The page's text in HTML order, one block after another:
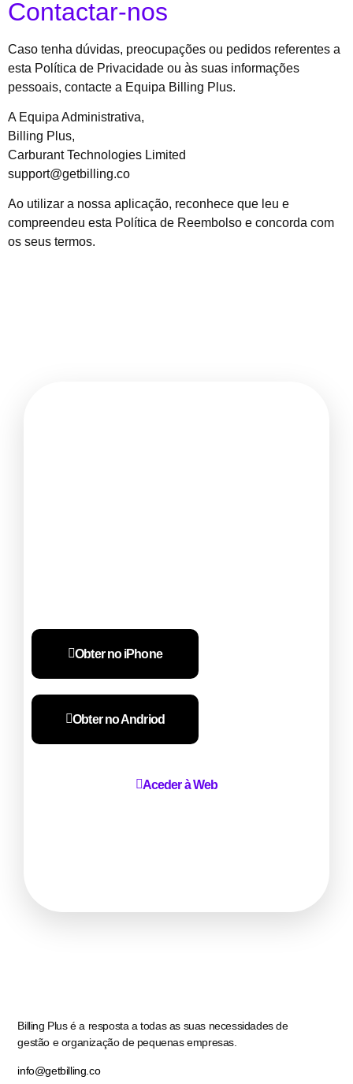
Contactar-nos
Caso tenha dúvidas, preocupações ou pedidos referentes a
esta Política de Privacidade ou às suas informações
pessoais, contacte a Equipa Billing Plus.
A Equipa Administrativa,
Billing Plus,
Carburant Technologies Limited
support@getbilling.co
Ao utilizar a nossa aplicação, reconhece que leu e
compreendeu esta Política de Reembolso e concorda com
os seus termos.
Obter no iPhone
Obter no Andriod
Aceder à Web
Billing Plus é a resposta a todas as suas necessidades de
gestão e organização de pequenas empresas.
info@getbilling.co